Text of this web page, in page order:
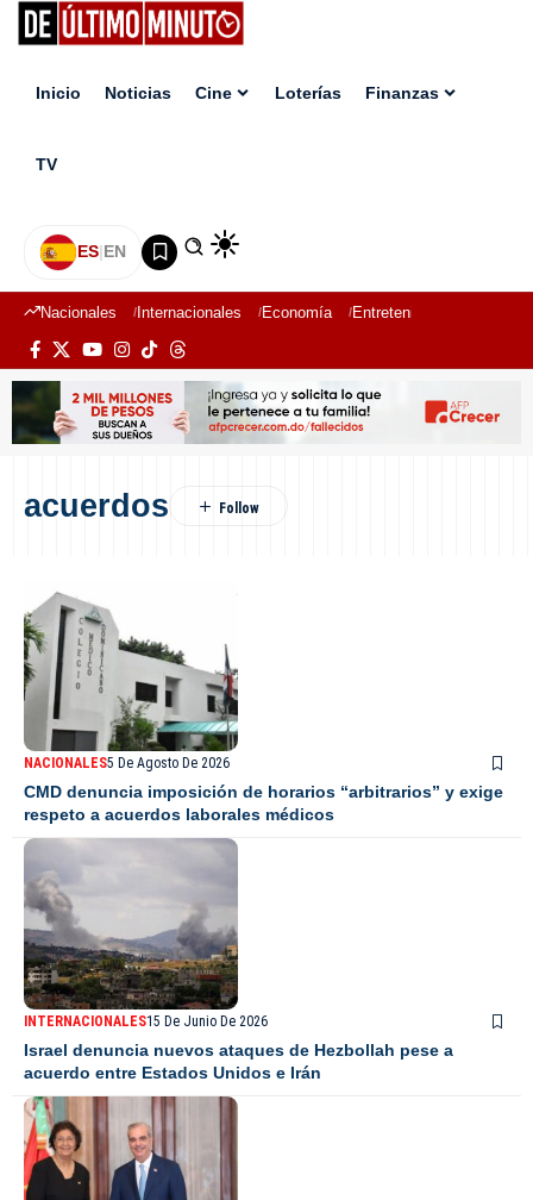
Inicio Noticias Cine Loterías Finanzas
TV
ES|EN
Nacionales Internacionales Economía Entretenimiento
acuerdos
NACIONALES5 De Agosto De 2026
CMD denuncia imposición de horarios “arbitrarios” y exige
respeto a acuerdos laborales médicos
INTERNACIONALES15 De Junio De 2026
Israel denuncia nuevos ataques de Hezbollah pese a
acuerdo entre Estados Unidos e Irán